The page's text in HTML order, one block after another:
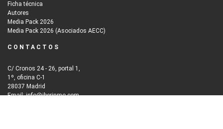
Ficha técnica
Autores
Media Pack 2026
Media Pack 2026 (Asociados AECC)
CONTACTOS
C/ Cronos 24 - 26, portal 1,
1º, oficina C-1
28037 Madrid
Email: info@iberinmo.com